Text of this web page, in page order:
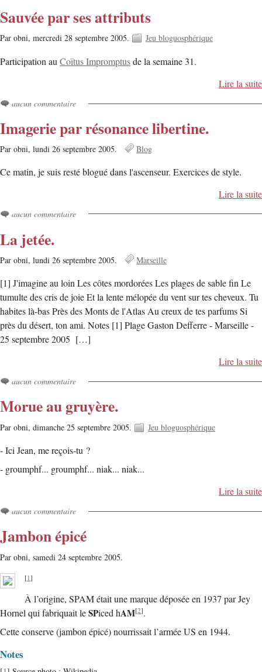
Sauvée par ses attributs
Par obni, mercredi 28 septembre 2005. Jeu bloguosphérique
Participation auCoïtus Impromptusde la semaine 31.
Lire la suite
aucun commentaire
Imagerie par résonance libertine.
Par obni, lundi 26 septembre 2005. Blog
Ce matin, je suis resté blogué dans l'ascenseur. Exercices de style.
Lire la suite
aucun commentaire
La jetée.
Par obni, lundi 26 septembre 2005. Marseille
[1] J'imagine au loin Les côtes mordorées Les plages de sable fin Le
tumulte des cris de joie Et la lente mélopée du vent sur tes cheveux. Tu
habites là-bas Près des Monts de l'Atlas Au creux de tes parfums Si
près du désert, ton ami. Notes [1] Plage Gaston Defferre - Marseille -
25 septembre 2005 […]
Lire la suite
aucun commentaire
Morue au gruyère.
Par obni, dimanche 25 septembre 2005. Jeu bloguosphérique
- Ici Jean, me reçois-tu ?
- groumphf... groumphf... niak... niak...
Lire la suite
aucun commentaire
Jambon épicé
Par obni, samedi 24 septembre 2005.
[ 1]
À l’origine, SPAM était une marque déposée en 1937 par Jey
Hornel qui fabriquait leSPiced hAM[2].
Cette conserve (jambon épicé) nourrissait l’armée US en 1944.
Notes